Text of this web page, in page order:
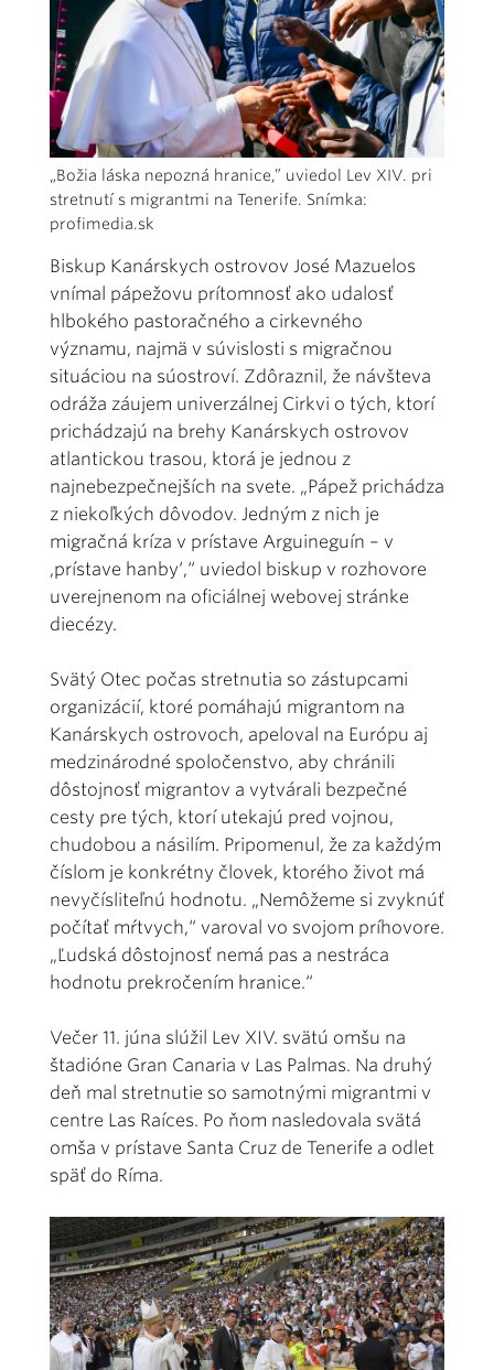
„Božia láska nepozná hranice,” uviedol Lev XIV. pri
stretnutí s migrantmi na Tenerife. Snímka:
profimedia.sk
Biskup Kanárskych ostrovov José Mazuelos
vnímal pápežovu prítomnosť ako udalosť
hlbokého pastoračného a cirkevného
významu, najmä v súvislosti s migračnou
situáciou na súostroví. Zdôraznil, že návšteva
odráža záujem univerzálnej Cirkvi o tých, ktorí
prichádzajú na brehy Kanárskych ostrovov
atlantickou trasou, ktorá je jednou z
najnebezpečnejších na svete. „Pápež prichádza
z niekoľkých dôvodov. Jedným z nich je
migračná kríza v prístave Arguineguín – v
,prístave hanby‘,“ uviedol biskup v rozhovore
uverejnenom na oficiálnej webovej stránke
diecézy.
Svätý Otec počas stretnutia so zástupcami
organizácií, ktoré pomáhajú migrantom na
Kanárskych ostrovoch, apeloval na Európu aj
medzinárodné spoločenstvo, aby chránili
dôstojnosť migrantov a vytvárali bezpečné
cesty pre tých, ktorí utekajú pred vojnou,
chudobou a násilím. Pripomenul, že za každým
číslom je konkrétny človek, ktorého život má
nevyčísliteľnú hodnotu. „Nemôžeme si zvyknúť
počítať mŕtvych,“ varoval vo svojom príhovore.
„Ľudská dôstojnosť nemá pas a nestráca
hodnotu prekročením hranice.“
Večer 11. júna slúžil Lev XIV. svätú omšu na
štadióne Gran Canaria v Las Palmas. Na druhý
deň mal stretnutie so samotnými migrantmi v
centre Las Raíces. Po ňom nasledovala svätá
omša v prístave Santa Cruz de Tenerife a odlet
späť do Ríma.